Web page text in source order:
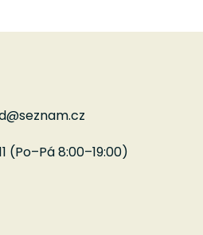
@seznam.cz
(Po–Pá 8:00–19:00)